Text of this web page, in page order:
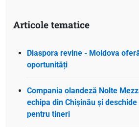
Articole tematice
Diaspora revine - Moldova
oportunități
Compania olandeză Nolte
echipa din Chișinău și
pentru tineri